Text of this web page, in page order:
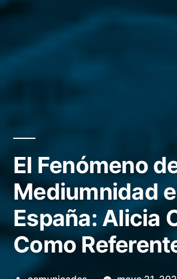
El Fenómeno
Mediumnidad
España: Alicia
Como